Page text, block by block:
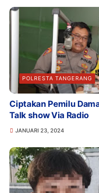
POLRESTA TANGERANG
Ciptakan Pemilu
Talk show Via Radio
JANUARI 23, 2024